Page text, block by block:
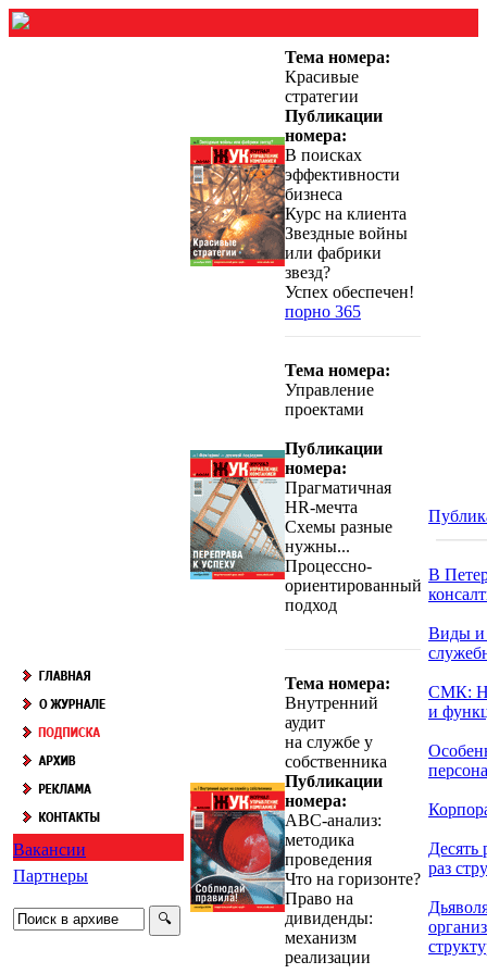
Вакансии
Партнеры
Тема номера:
Красивые
стратегии
Публикации
номера:
В поисках
эффективности
бизнеса
Курс на клиента
Звездные войны
или фабрики
звезд?
Успех обеспечен!
порно 365
Тема номера:
Управление
проектами
Публикации
номера:
Прагматичная
HR-мечта
Схемы разные
нужны...
Процессно-
ориентированный
подход
Тема номера:
Внутренний
аудит
на службе у
собственника
Публикации
номера:
АВС-анализ:
методика
проведения
Что на горизонте?
Право на
дивиденды:
механизм
реализации
В
Виды и
СМК:
и
Десять
раз